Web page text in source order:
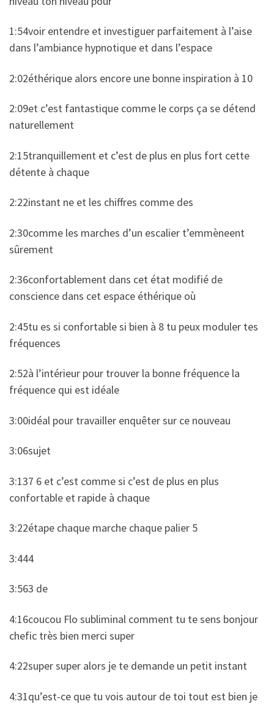
1:54voir entendre et investiguer parfaitement à l’aise
dans l’ambiance hypnotique et dans l’espace
2:02éthérique alors encore une bonne inspiration à 10
2:09et c’est fantastique comme le corps ça se détend
naturellement
2:15tranquillement et c’est de plus en plus fort cette
détente à chaque
2:22instant ne et les chiffres comme des
2:30comme les marches d’un escalier t’emmèneent
sûrement
2:36confortablement dans cet état modifié de
conscience dans cet espace éthérique où
2:45tu es si confortable si bien à 8 tu peux moduler tes
fréquences
2:52à l’intérieur pour trouver la bonne fréquence la
fréquence qui est idéale
3:00idéal pour travailler enquêter sur ce nouveau
3:06sujet
3:137 6 et c’est comme si c’est de plus en plus
confortable et rapide à chaque
3:22étape chaque marche chaque palier 5
3:444
3:563 de
4:16coucou Flo subliminal comment tu te sens bonjour
chefic très bien merci super
4:22super super alors je te demande un petit instant
4:31qu’est-ce que tu vois autour de toi tout est bien je